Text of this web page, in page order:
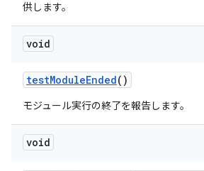
供します。
void
testModuleEnded()
モジュール実行の終了を報告します。
void